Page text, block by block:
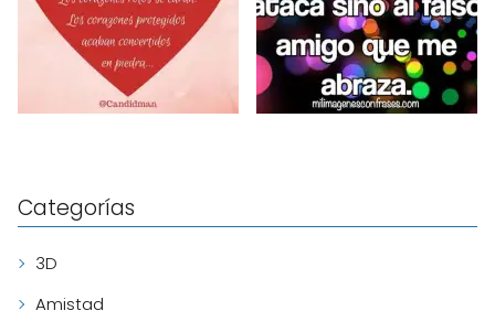
Categorías
3D
Amistad